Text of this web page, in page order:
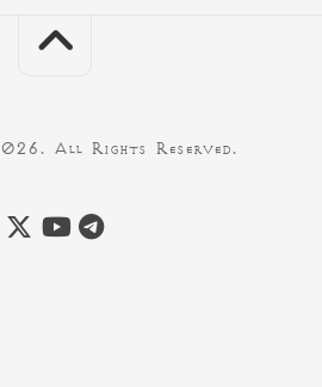
All Rights Reserved.